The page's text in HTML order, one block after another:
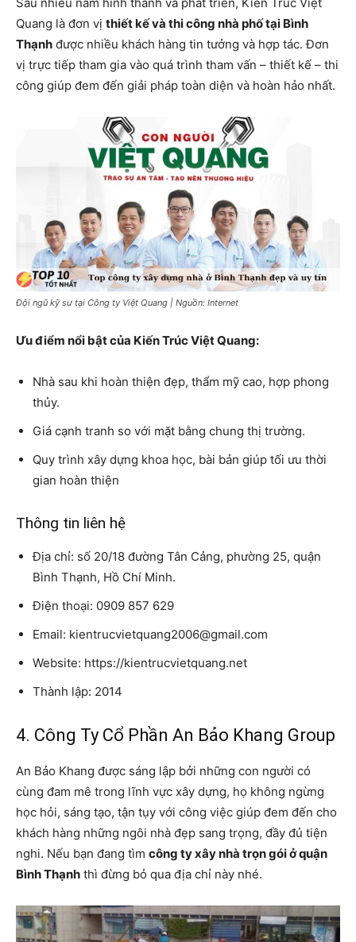
Quang là đơn vị thiết kế và thi công nhà phố tại Bình
Thạnh được nhiều khách hàng tin tưởng và hợp tác. Đơn
vị trực tiếp tham gia vào quá trình tham vấn – thiết kế – thi
công giúp đem đến giải pháp toàn diện và hoàn hảo nhất.
Đội ngũ kỹ sư tại Công ty Việt Quang | Nguồn: Internet
Ưu điểm nổi bật của Kiến Trúc Việt Quang:
Nhà sau khi hoàn thiện đẹp, thẩm mỹ cao, hợp phong
thủy.
Giá cạnh tranh so với mặt bằng chung thị trường.
Quy trình xây dựng khoa học, bài bản giúp tối ưu thời
gian hoàn thiện
Thông tin liên hệ
Địa chỉ: số 20/18 đường Tân Cảng, phường 25, quận
Bình Thạnh, Hồ Chí Minh.
Điện thoại: 0909 857 629
Email: kientrucvietquang2006@gmail.com
Website: https://kientrucvietquang.net
Thành lập: 2014
4. Công Ty Cổ Phần An Bảo Khang Group
An Bảo Khang được sáng lập bởi những con người có
cùng đam mê trong lĩnh vực xây dựng, họ không ngừng
học hỏi, sáng tạo, tận tụy với công việc giúp đem đến cho
khách hàng những ngôi nhà đẹp sang trọng, đầy đủ tiện
nghi. Nếu bạn đang tìm công ty xây nhà trọn gói ở quận
Bình Thạnh thì đừng bỏ qua địa chỉ này nhé.